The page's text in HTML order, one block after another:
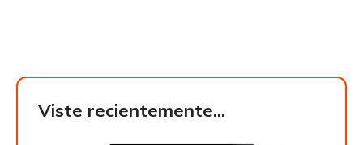
Viste recientemente...